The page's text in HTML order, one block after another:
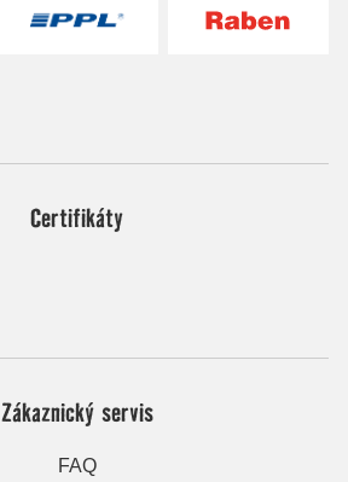
Certifikáty
Zákaznický servis
FAQ